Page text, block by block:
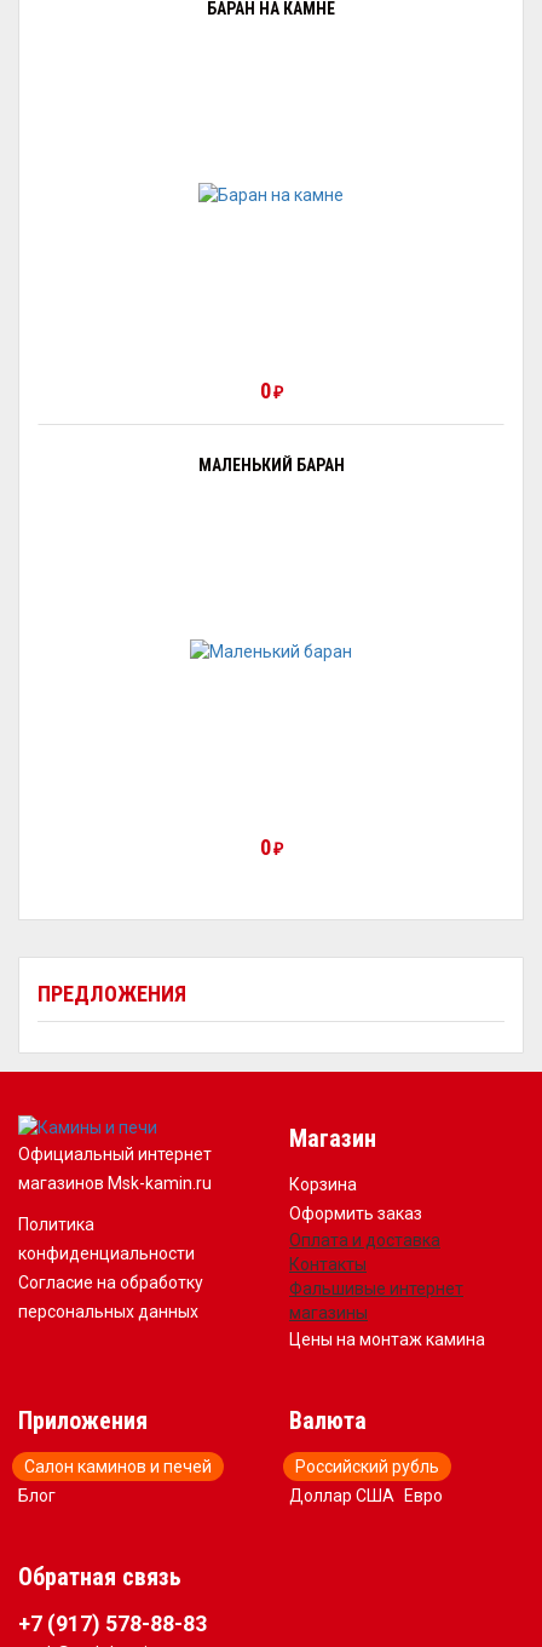
ПРЕДЛОЖЕНИЯ
БАРАН НА КАМНЕ
0₽
МАЛЕНЬКИЙ БАРАН
0₽
Официальный интернет
магазинов Msk-kamin.ru
Политика
конфиденциальности
Согласие на обработку
персональных данных
Магазин
Корзина
Оформить заказ
Оплата и доставка
Контакты
Фальшивые интернет
магазины
Цены на монтаж камина
Приложения
Салон каминов и печей
Блог
Валюта
Российский рубль
Доллар США
Евро
Обратная связь
+7 (917) 578-88-83